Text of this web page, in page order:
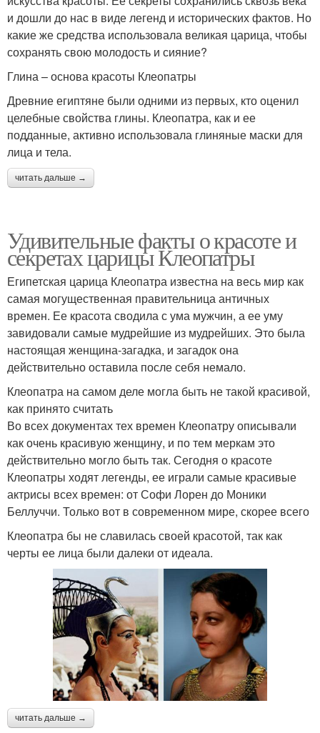
и дошли до нас в виде легенд и исторических фактов. Но
какие же средства использовала великая царица, чтобы
сохранять свою молодость и сияние?
Глина – основа красоты Клеопатры
Древние египтяне были одними из первых, кто оценил
целебные свойства глины. Клеопатра, как и ее
подданные, активно использовала глиняные маски для
лица и тела.
читать дальше →
Удивительные факты о красоте и
секретах царицы Клеопатры
Египетская царица Клеопатра известна на весь мир как
самая могущественная правительница античных
времен. Ее красота сводила с ума мужчин, а ее уму
завидовали самые мудрейшие из мудрейших. Это была
настоящая женщина-загадка, и загадок она
действительно оставила после себя немало.
Клеопатра на самом деле могла быть не такой красивой,
как принято считать
Во всех документах тех времен Клеопатру описывали
как очень красивую женщину, и по тем меркам это
действительно могло быть так. Сегодня о красоте
Клеопатры ходят легенды, ее играли самые красивые
актрисы всех времен: от Софи Лорен до Моники
Беллуччи. Только вот в современном мире, скорее всего
Клеопатра бы не славилась своей красотой, так как
черты ее лица были далеки от идеала.
читать дальше →